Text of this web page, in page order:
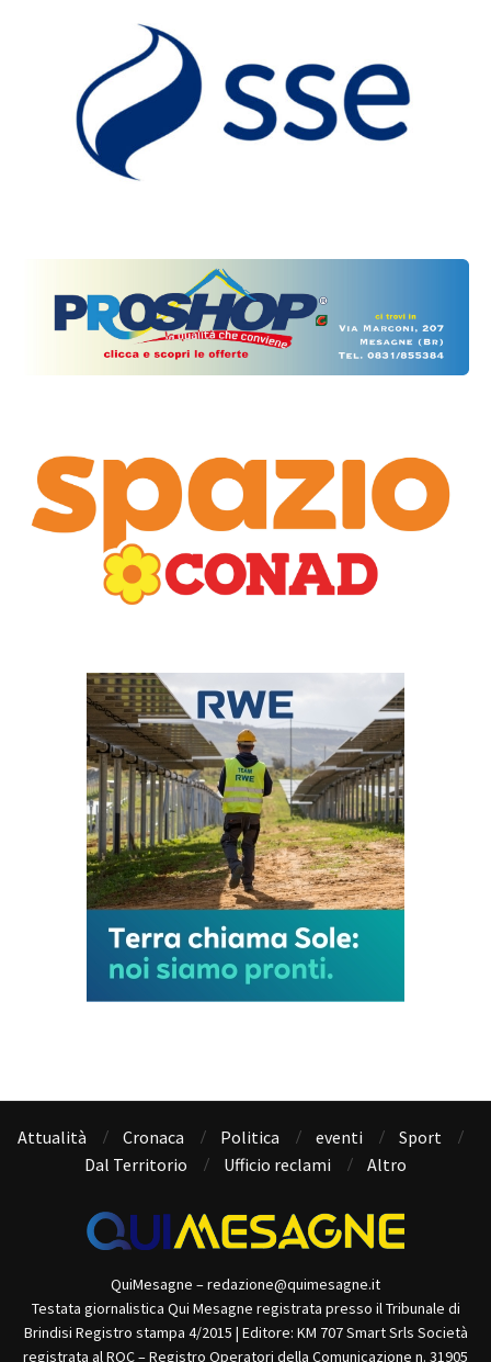
Attualità Cronaca Politica eventi
Sport
Dal Territorio
Ufficio reclami Altro
QuiMesagne – redazione@quimesagne.it
Testata giornalistica Qui Mesagne registrata presso il Tribunale di
Brindisi Registro stampa 4/2015 | Editore: KM 707 Smart Srls Società
registrata al ROC – Registro Operatori della Comunicazione n. 31905